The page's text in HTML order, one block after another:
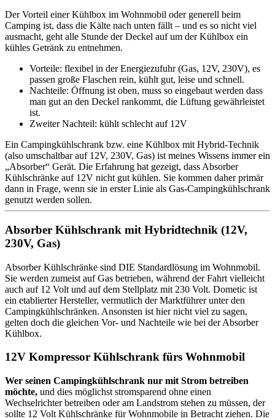
Der Vorteil einer Kühlbox im Wohnmobil oder generell beim
Camping ist, dass die Kälte nach unten fällt – und es so nicht viel
ausmacht, geht alle Stunde der Deckel auf um der Kühlbox ein
kühles Getränk zu entnehmen.
Vorteile: flexibel in der Energiezufuhr (Gas, 12V, 230V), es
passen große Flaschen rein, kühlt gut, leise und schnell.
Nachteile: Öffnung ist oben, muss so eingebaut werden dass
man gut an den Deckel rankommt, die Lüftung gewährleistet
ist.
Zweiter Nachteil: kühlt schlecht auf 12V
Ein Campingkühlschrank bzw. eine Kühlbox mit Hybrid-Technik
(also umschaltbar auf 12V, 230V, Gas) ist meines Wissens immer ein
„Absorber“ Gerät. Die Erfahrung hat gezeigt, dass Absorber
Kühlschränke auf 12V nicht gut kühlen. Sie kommen daher primär
dann in Frage, wenn sie in erster Linie als Gas-Campingkühlschrank
genutzt werden sollen.
Absorber Kühlschrank mit Hybridtechnik (12V,
230V, Gas)
Absorber Kühlschränke sind DIE Standardlösung im Wohnmobil.
Sie werden zumeist auf Gas betrieben, während der Fahrt vielleicht
auch auf 12 Volt und auf dem Stellplatz mit 230 Volt. Dometic ist
ein etablierter Hersteller, vermutlich der Marktführer unter den
Campingkühlschränken. Ansonsten ist hier nicht viel zu sagen,
gelten doch die gleichen Vor- und Nachteile wie bei der Absorber
Kühlbox.
12V Kompressor Kühlschrank fürs Wohnmobil
Wer seinen Campingkühlschrank nur mit Strom betreiben
möchte, und dies möglichst stromsparend ohne einen
Wechselrichter betreiben oder am Landstrom stehen zu müssen, der
sollte 12 Volt Kühlschränke für Wohnmobile in Betracht ziehen. Die